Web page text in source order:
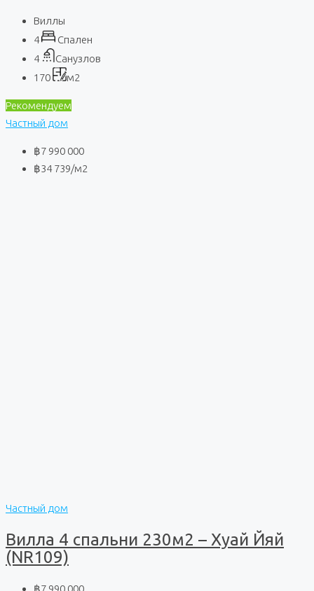
Виллы
4
Спален
4
Санузлов
170
м2
Рекомендуем
Частный дом
฿7 990 000
฿34 739/м2
Частный дом
Вилла 4 спальни 230м2 – Хуай Йяй
(NR109)
฿7 990 000